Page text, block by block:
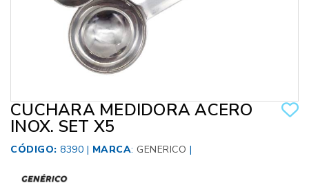
CUCHARA MEDIDORA ACERO
INOX. SET X5
CÓDIGO: 8390 | MARCA: GENERICO |